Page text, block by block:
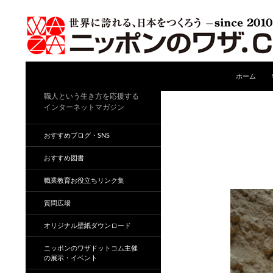
ホーム
職人という生き方を応援する
インターネットマガジン
おすすめブログ・SNS
おすすめ図書
職業教育お役立ちリンク集
質問広場
オリジナル壁紙ダウンロード
ニッポンのワザドットコム主催
の展示・イベント